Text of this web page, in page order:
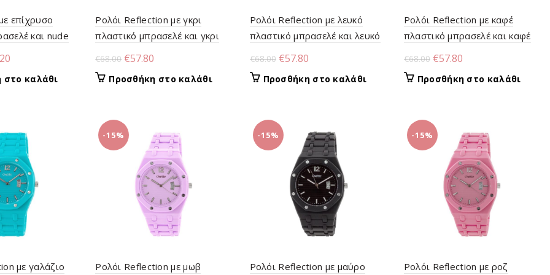
επίχρυσο
και nude
τρέχουσα
στο καλάθι
Ρολόι Reflection με γκρι
πλαστικό μπρασελέ και γκρι
καντράν
€68.00 Original
price
was:
€57.80
τρέχουσα
τιμή
Προσθήκη στο καλάθι
Ρολόι Reflection με λευκό
πλαστικό μπρασελέ και λευκό
καντράν
€68.00 Original
price
was:
€57.80Η
τρέχουσα
τιμή
Προσθήκη στο καλάθι
Ρολόι Reflection με καφέ
πλαστικό μπρασελέ και καφέ
καντράν
€68.00 Original
price
was:
€57.80Η
τρέχουσα
τιμή
Προσθήκη στο καλάθι
με γαλάζιο
-15%
Ρολόι Reflection με μωβ
-15%
Ρολόι Reflection με μαύρο
-15%
Ρολόι Reflection με ροζ